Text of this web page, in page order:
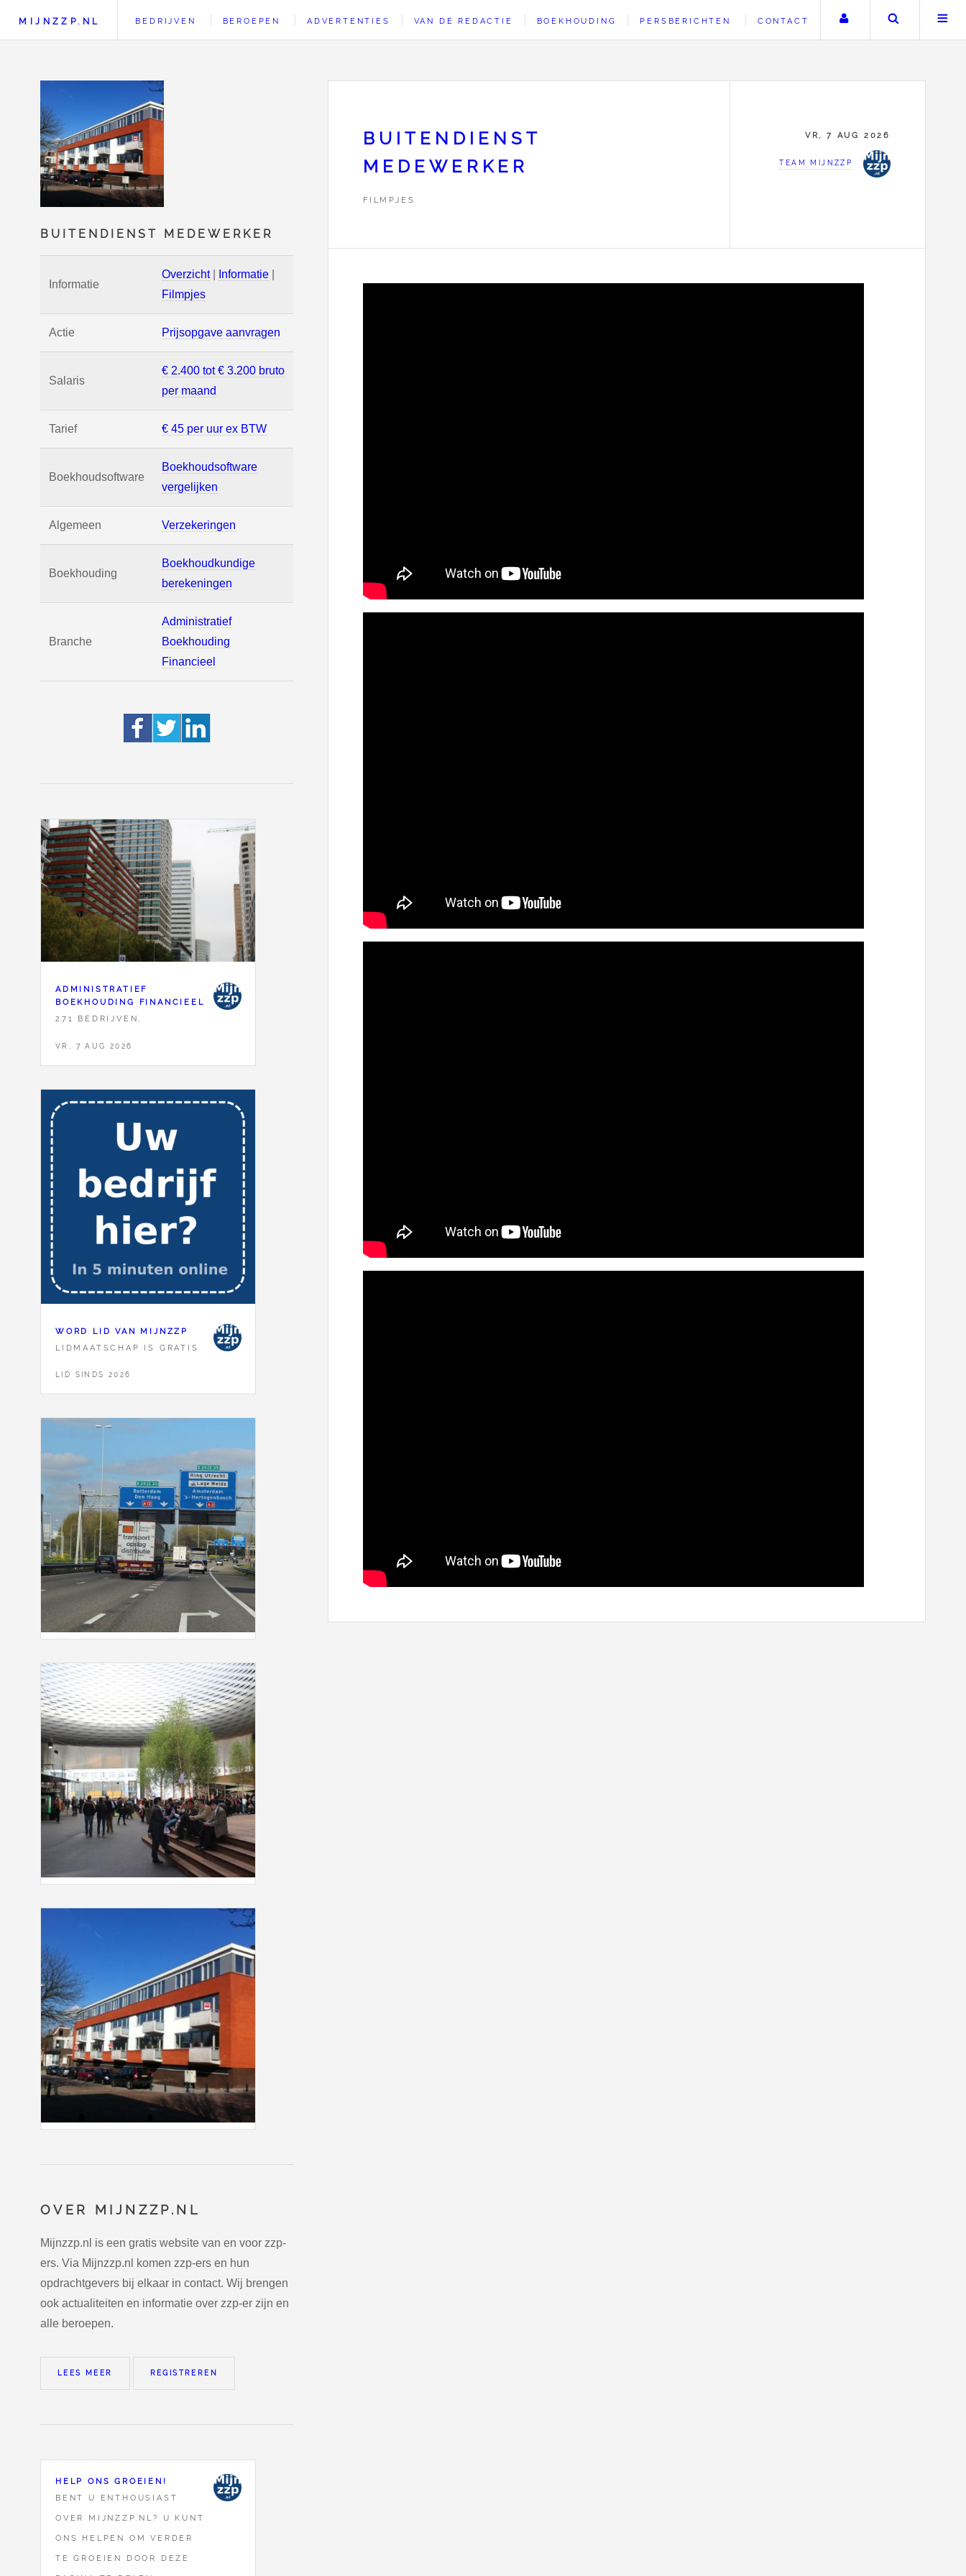
BUITENDIENST MEDEWERKER
Informatie
Overzicht| Informatie
Filmpjes
Actie Prijsopgave aanvragen
Salaris
€ 2.400 tot € 3.200 bruto
per maand
Tarief € 45 per uur ex BTW
Boekhoudsoftware
Boekhoudsoftware
vergelijken
Algemeen Verzekeringen
Boekhouding
Boekhoudkundige
berekeningen
Branche
Administratief
Boekhouding
Financieel
ADMINISTRATIEF
BOEKHOUDING FINANCIEEL
271 BEDRIJVEN,
VR, 7 AUG 2026
WORD LID VAN MIJNZZP
LIDMAATSCHAP IS GRATIS
LID SINDS 2026
OVER MIJNZZP.NL
Mijnzzp.nl is een gratis website van en voor zzp-
ers. Via Mijnzzp.nl komen zzp-ers en hun
opdrachtgevers bij elkaar in contact. Wij brengen
ook actualiteiten en informatie over zzp-er zijn en
alle beroepen.
LEES MEER REGISTREREN
HELP ONS GROEIEN!
BENT U ENTHOUSIAST
OVER MIJNZZP.NL? U KUNT
ONS HELPEN OM VERDER
TE GROEIEN DOOR DEZE
MIJNZZP.NL BEDRIJVEN BEROEPEN ADVERTENTIES VAN DE REDACTIE BOEKHOUDING PERSBERICHTEN CONTACT Uw accountZoeken
BUITENDIENST
MEDEWERKER
FILMPJES
VR, 7 AUG 2026
TEAM MIJNZZP